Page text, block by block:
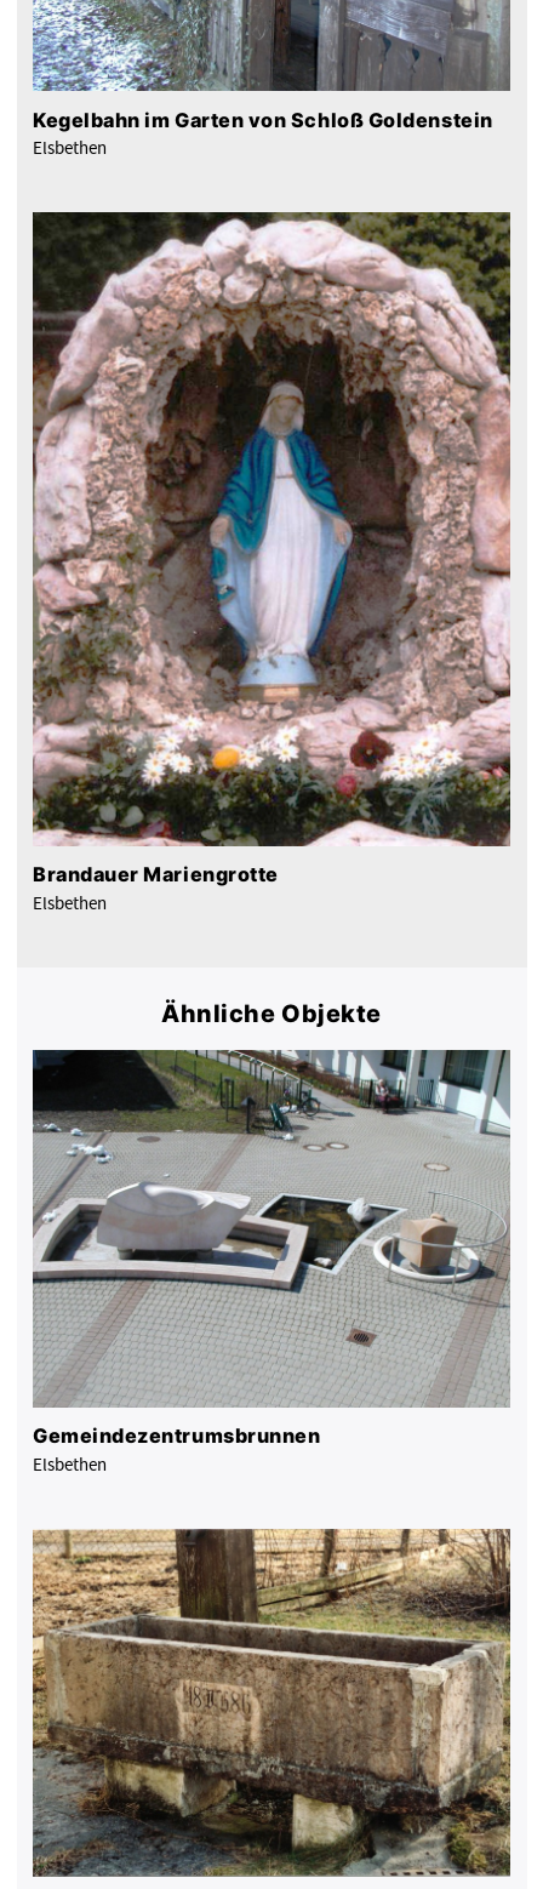
Kegelbahn im Garten von Schloß Goldenstein
Elsbethen
Brandauer Mariengrotte
Elsbethen
Ähnliche Objekte
Gemeindezentrumsbrunnen
Elsbethen